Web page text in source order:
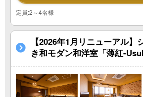
定員:2～4名様
【2026年1月リニューアル】
き和モダン和洋室「薄紅-